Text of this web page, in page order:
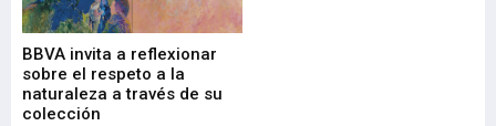
BBVA invita a reflexionar
sobre el respeto a la
naturaleza a través de su
colección